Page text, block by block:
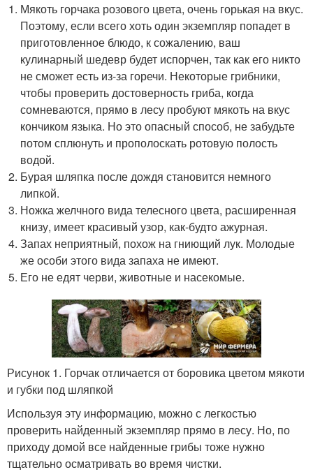
Мякоть горчака розового цвета, очень горькая на вкус.
Поэтому, если всего хоть один экземпляр попадет в
приготовленное блюдо, к сожалению, ваш
кулинарный шедевр будет испорчен, так как его никто
не сможет есть из-за горечи. Некоторые грибники,
чтобы проверить достоверность гриба, когда
сомневаются, прямо в лесу пробуют мякоть на вкус
кончиком языка. Но это опасный способ, не забудьте
потом сплюнуть и прополоскать ротовую полость
водой.
Бурая шляпка после дождя становится немного
липкой.
Ножка желчного вида телесного цвета, расширенная
книзу, имеет красивый узор, как-будто ажурная.
Запах неприятный, похож на гниющий лук. Молодые
же особи этого вида запаха не имеют.
Его не едят черви, животные и насекомые.
Рисунок 1. Горчак отличается от боровика цветом мякоти
и губки под шляпкой
Используя эту информацию, можно с легкостью
проверить найденный экземпляр прямо в лесу. Но, по
приходу домой все найденные грибы тоже нужно
тщательно осматривать во время чистки.